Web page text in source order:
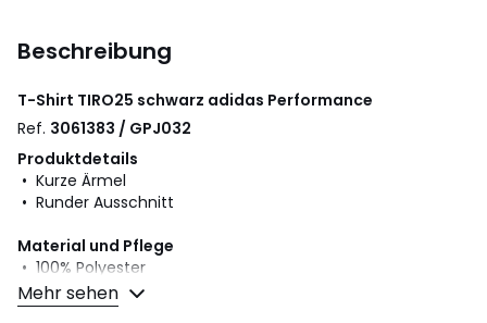
Beschreibung
T-Shirt TIRO25 schwarz adidas Performance
Ref. 3061383 / GPJ032
Produktdetails
• Kurze Ärmel
• Runder Ausschnitt
Material und Pflege
• 100% Polyester
• Bitte beachten Sie die Pflegehinweise auf dem Etikett.
Mehr sehen